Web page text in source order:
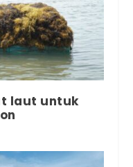
laut untuk